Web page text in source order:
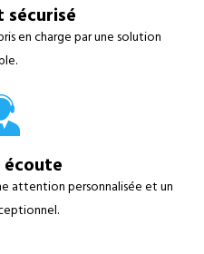
sécurisé
en charge par une solution
attention personnalisée et un